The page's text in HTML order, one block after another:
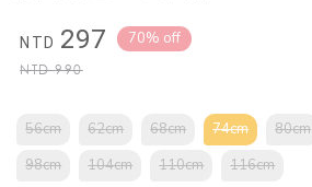
NTD 297
NTD990
70% off
56cm 62cm 68cm 74cm 80cm
98cm
104cm 110cm 116cm